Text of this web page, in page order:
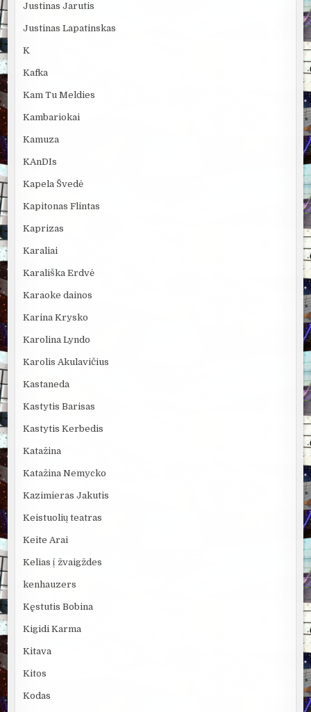
Justinas Jarutis
Justinas Lapatinskas
K
Kafka
Kam Tu Meldies
Kambariokai
Kamuza
KAnDIs
Kapela Švedė
Kapitonas Flintas
Kaprizas
Karaliai
Karališka Erdvė
Karaoke dainos
Karina Krysko
Karolina Lyndo
Karolis Akulavičius
Kastaneda
Kastytis Barisas
Kastytis Kerbedis
Katažina
Katažina Nemycko
Kazimieras Jakutis
Keistuolių teatras
Keite Arai
Kelias į žvaigždes
kenhauzers
Kęstutis Bobina
Kigidi Karma
Kitava
Kitos
Kodas